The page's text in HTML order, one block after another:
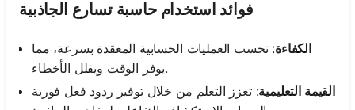
فوائد استخدام حاسبة تسارع الجاذبية
الكفاءة: تحسب العمليات الحسابية المعقدة بسرعة، مما
يوفر الوقت ويقلل الأخطاء.
القيمة التعليمية: تعزز التعلم من خلال توفير ردود فعل فورية